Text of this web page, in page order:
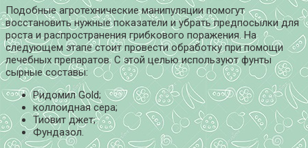
Подобные агротехнические манипуляции помогут
восстановить нужные показатели и убрать предпосылки для
роста и распространения грибкового поражения. На
следующем этапе стоит провести обработку при помощи
лечебных препаратов. С этой целью используют фунты
сырные составы:
Ридомил Gold;
коллоидная сера;
Тиовит джет;
Фундазол.